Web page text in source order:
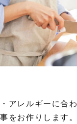
アレルギーに合
をお作りします